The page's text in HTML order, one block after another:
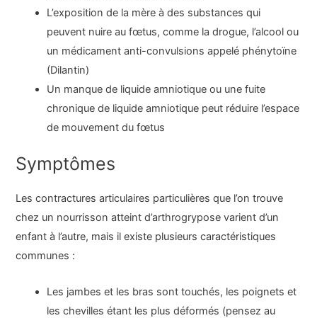
L’exposition de la mère à des substances qui
peuvent nuire au fœtus, comme la drogue, l’alcool ou
un médicament anti-convulsions appelé phénytoïne
(Dilantin)
Un manque de liquide amniotique ou une fuite
chronique de liquide amniotique peut réduire l’espace
de mouvement du fœtus
Symptômes
Les contractures articulaires particulières que l’on trouve
chez un nourrisson atteint d’arthrogrypose varient d’un
enfant à l’autre, mais il existe plusieurs caractéristiques
communes :
Les jambes et les bras sont touchés, les poignets et
les chevilles étant les plus déformés (pensez au